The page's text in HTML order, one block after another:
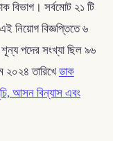
বিভাগ। সর্বমোট ২১ টি
নিয়োগ বিজ্ঞপ্তিতে ৬
শূন্য পদের সংখ্যা ছিল ৯৬
২০২৪ তারিখে ডাক
আসন বিন্যাস এবং